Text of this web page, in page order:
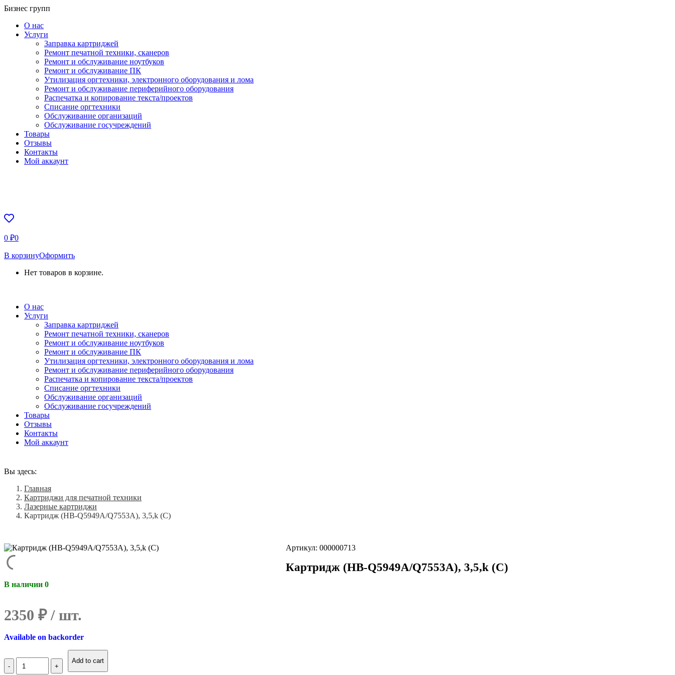
Перейти
содержанию
Бизнес групп
О нас
Услуги
Заправка картриджей
Ремонт печатной техники, сканеров
Ремонт и обслуживание ноутбуков
Ремонт и обслуживание ПК
Утилизация оргтехники, электронного оборудования и лома
Ремонт и обслуживание периферийного оборудования
Распечатка и копирование текста/проектов
Списание оргтехники
Обслуживание организаций
Обслуживание госучреждений
Товары
Отзывы
Контакты
Мой аккаунт
0 ₽0
В корзинуОформить
Нет товаров в корзине.
О нас
Услуги
Заправка картриджей
Ремонт печатной техники, сканеров
Ремонт и обслуживание ноутбуков
Ремонт и обслуживание ПК
Утилизация оргтехники, электронного оборудования и лома
Ремонт и обслуживание периферийного оборудования
Распечатка и копирование текста/проектов
Списание оргтехники
Обслуживание организаций
Обслуживание госучреждений
Товары
Отзывы
Контакты
Мой аккаунт
Вы здесь:
Главная
Картриджи для печатной техники
Лазерные картриджи
Картридж (HB-Q5949A/Q7553A), 3,5,k (С)
Артикул: 000000713
Картридж (HB-Q5949A/Q7553A), 3,5,k (С)
В наличии 0
2350 ₽
Available on backorder
Количество
Картридж
Add to cart